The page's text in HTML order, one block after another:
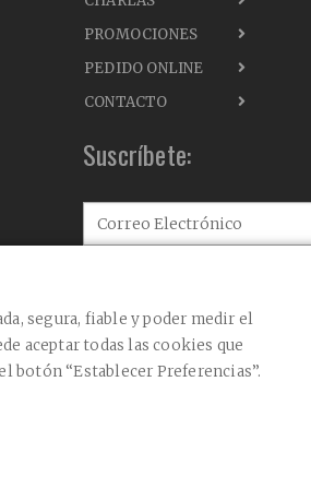
PROMOCIONES
PEDIDO ONLINE
CONTACTO
Suscríbete:
Este sitio está protegido por reCAPTCHA y
los Términos de Servicio.
segura, fiable y poder medir el
aceptar todas las cookies que
botón “Establecer Preferencias”.